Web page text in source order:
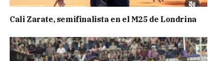
Cali Zarate, semifinalista en el M25 de Londrina